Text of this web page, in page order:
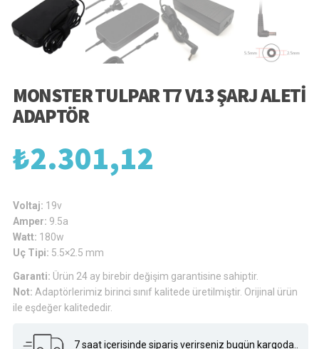
MONSTER TULPAR T7 V13 ŞARJ ALETI
ADAPTÖR
₺2.301,12
Voltaj: 19v
Amper: 9.5a
Watt: 180w
Uç Tipi: 5.5×2.5 mm
Garanti: Ürün 24 ay birebir değişim garantisine sahiptir.
Not: Adaptörlerimiz birinci sınıf kalitede üretilmiştir. Orijinal ürün
ile eşdeğer kalitededir.
7 saat içerisinde sipariş verirseniz bugün kargoda..